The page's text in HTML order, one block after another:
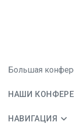
Большая
НАШИ
НАВИГАЦИЯ